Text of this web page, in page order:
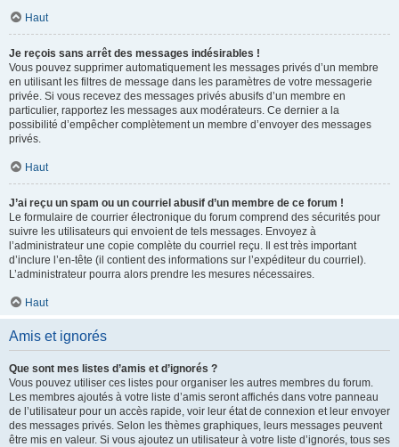
Haut
Je reçois sans arrêt des messages indésirables !
Vous pouvez supprimer automatiquement les messages privés d’un membre
en utilisant les filtres de message dans les paramètres de votre messagerie
privée. Si vous recevez des messages privés abusifs d’un membre en
particulier, rapportez les messages aux modérateurs. Ce dernier a la
possibilité d’empêcher complètement un membre d’envoyer des messages
privés.
Haut
J’ai reçu un spam ou un courriel abusif d’un membre de ce forum !
Le formulaire de courrier électronique du forum comprend des sécurités pour
suivre les utilisateurs qui envoient de tels messages. Envoyez à
l’administrateur une copie complète du courriel reçu. Il est très important
d’inclure l’en-tête (il contient des informations sur l’expéditeur du courriel).
L’administrateur pourra alors prendre les mesures nécessaires.
Haut
Amis et ignorés
Que sont mes listes d’amis et d’ignorés ?
Vous pouvez utiliser ces listes pour organiser les autres membres du forum.
Les membres ajoutés à votre liste d’amis seront affichés dans votre panneau
de l’utilisateur pour un accès rapide, voir leur état de connexion et leur envoyer
des messages privés. Selon les thèmes graphiques, leurs messages peuvent
être mis en valeur. Si vous ajoutez un utilisateur à votre liste d’ignorés, tous ses